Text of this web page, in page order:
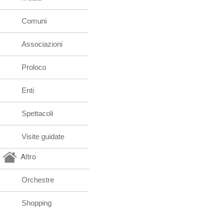
Comuni
Associazioni
Proloco
Enti
Spettacoli
Visite guidate
Altro
Orchestre
Shopping